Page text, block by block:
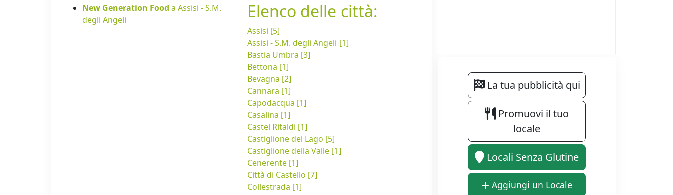
New Generation Food a Assisi - S.M.
degli Angeli
Elenco delle città:
Assisi [5]
Assisi - S.M. degli Angeli [1]
Bastia Umbra [3]
Bettona [1]
Bevagna [2]
Cannara [1]
Capodacqua [1]
Casalina [1]
Castel Ritaldi [1]
Castiglione del Lago [5]
Castiglione della Valle [1]
Cenerente [1]
Città di Castello [7]
Collestrada [1]
La tua pubblicità qui
Promuovi il tuo
locale
Locali Senza Glutine
Aggiungi un Locale